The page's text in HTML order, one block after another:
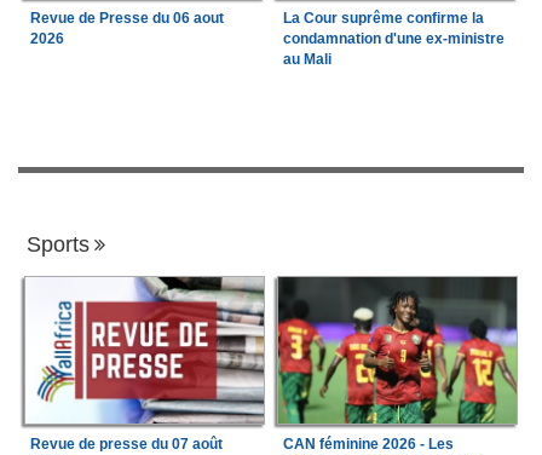
Revue de Presse du 06 aout
2026
La Cour suprême confirme la
condamnation d'une ex-ministre
au Mali
Sports
Revue de presse du 07 août
CAN féminine 2026 - Les